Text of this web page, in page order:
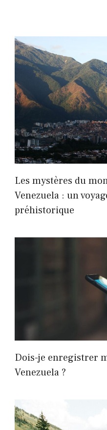
Les mystères du
Venezuela : un
préhistorique
Dois-je enregistrer
Venezuela ?